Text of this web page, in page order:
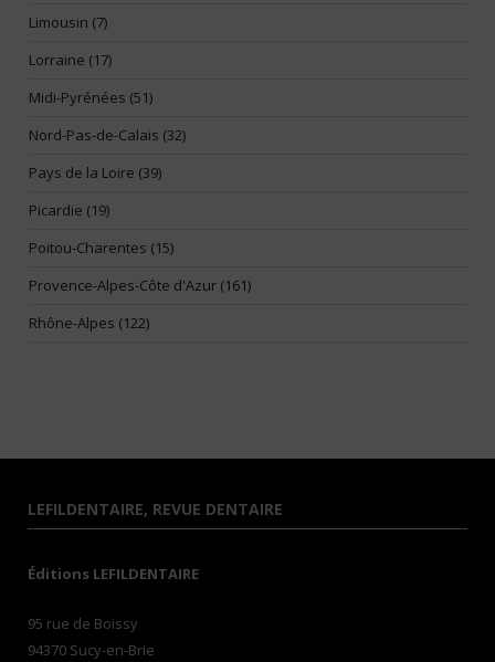
Limousin (7)
Lorraine (17)
Midi-Pyrénées (51)
Nord-Pas-de-Calais (32)
Pays de la Loire (39)
Picardie (19)
Poitou-Charentes (15)
Provence-Alpes-Côte d'Azur (161)
Rhône-Alpes (122)
LEFILDENTAIRE, REVUE DENTAIRE
Éditions LEFILDENTAIRE
95 rue de Boissy
94370 Sucy-en-Brie